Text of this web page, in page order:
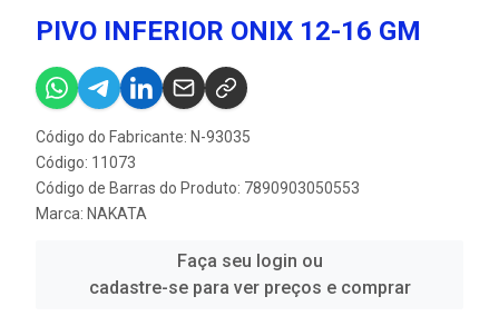
PIVO INFERIOR ONIX 12-16 GM
Código do Fabricante: N-93035
Código: 11073
Código de Barras do Produto: 7890903050553
Marca: NAKATA
Faça seu login ou
cadastre-se para ver preços e comprar